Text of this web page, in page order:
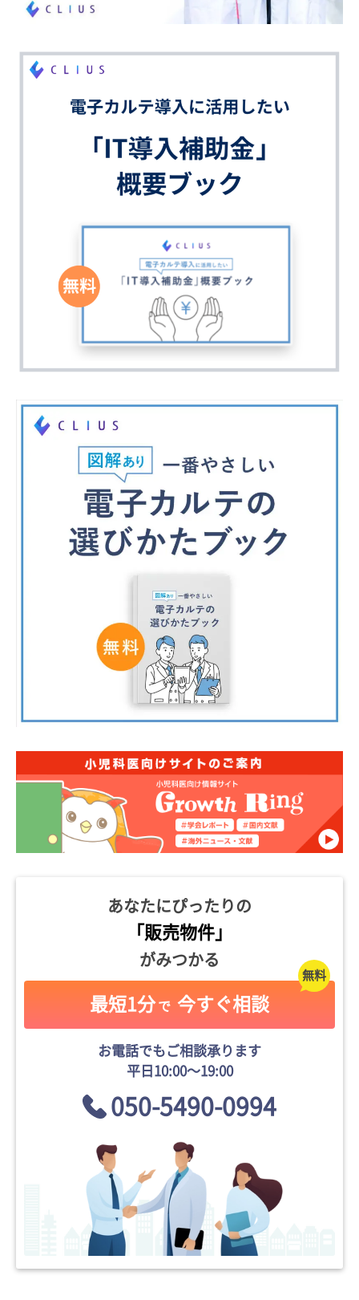
あなたにぴったりの
「販売物件」
がみつかる
最短1分 で 今すぐ相談
お電話でもご相談承ります
平日10:00〜19:00
050-5490-0994